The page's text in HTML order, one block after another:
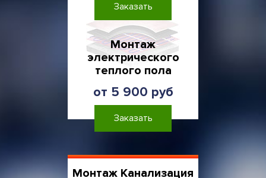
Заказать
Монтаж
электрического
теплого пола
от 5 900 руб
Заказать
Монтаж Канализация